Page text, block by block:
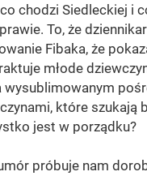
chodzi Siedleckiej i
To, że
Fibaka, że
młode
wysublimowanym
które szukają
jest w porządku?
próbuje nam